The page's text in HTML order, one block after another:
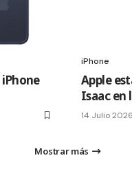
iPhone
iPhone
Apple
Isaac en
14 Julio 2026
Mostrar más